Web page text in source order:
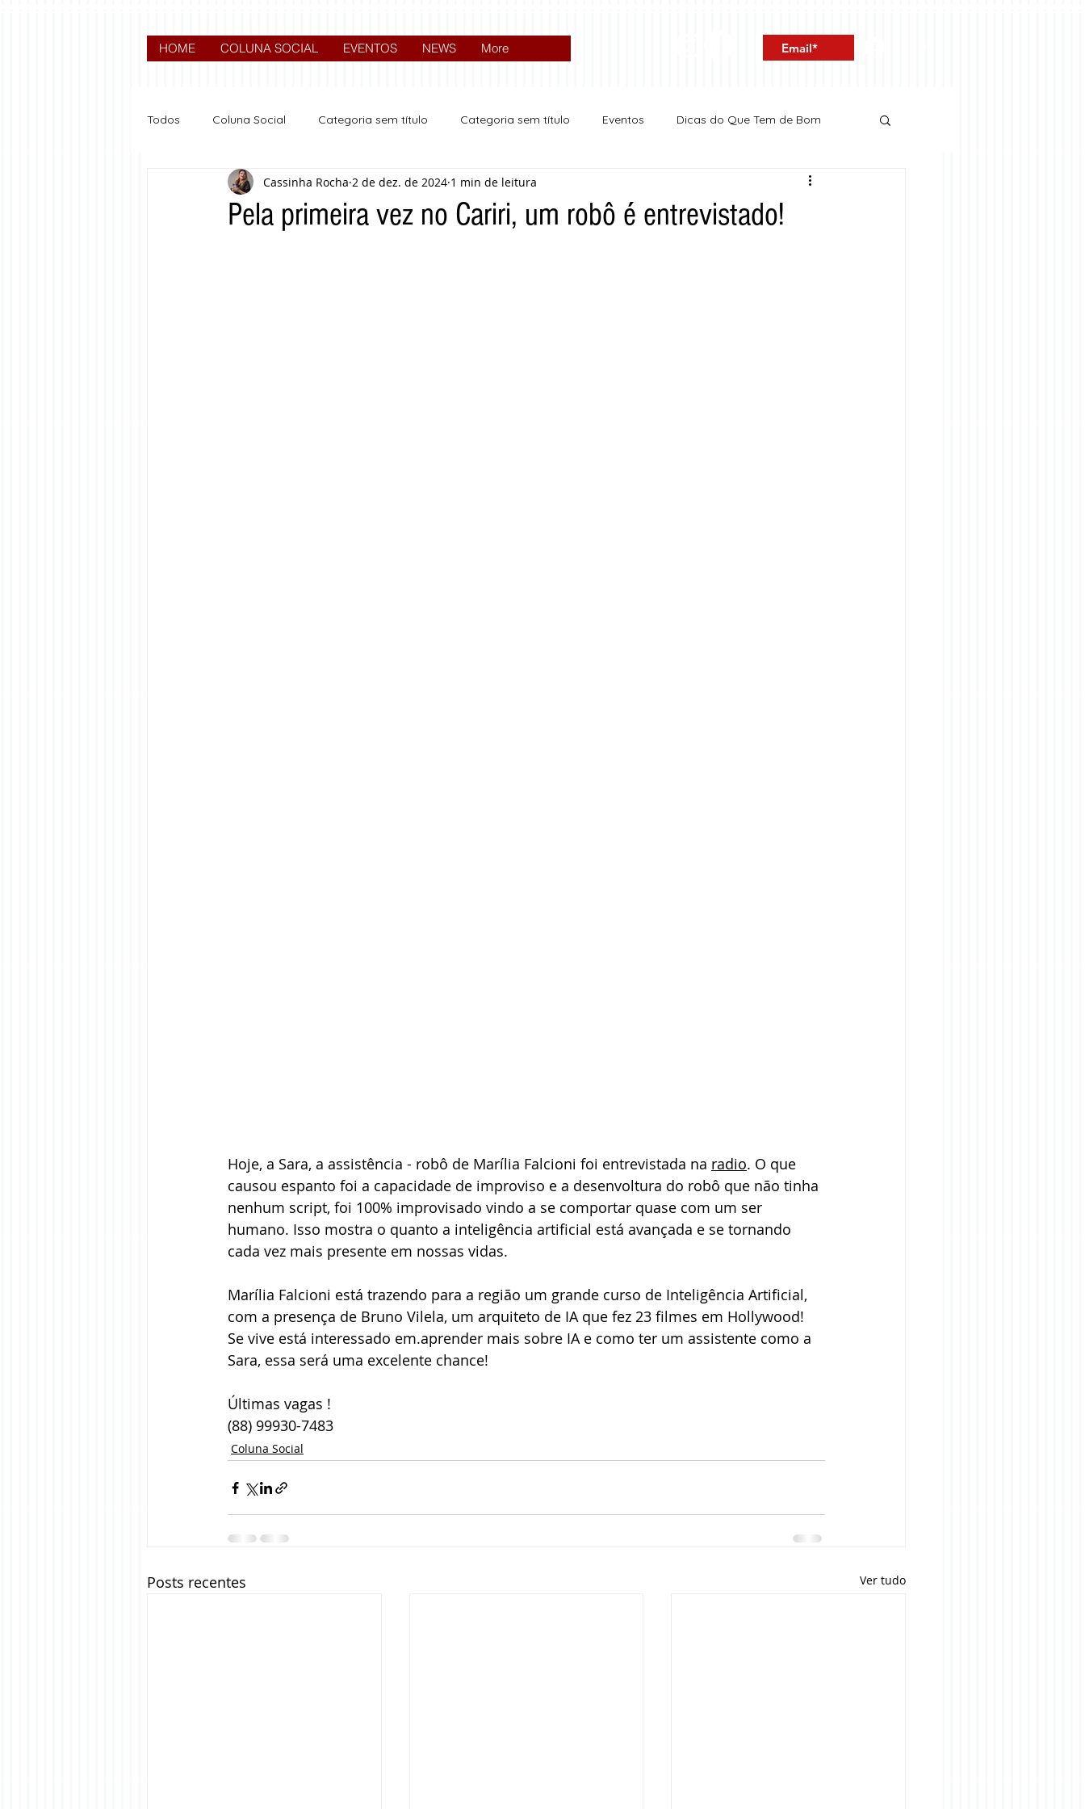
HOME COLUNA SOCIAL EVENTOS NEWS More
Todos Coluna Social Categoria sem título Categoria sem título Eventos Dicas do Que Tem de Bom
Nova categoria Expocrato 2024 Política
Pela primeira vez no Cariri, um robô é entrevistado!
Cassinha Rocha 2 de dez. de 2024 1 min de leitura
Hoje, a Sara, a assistência - robô de Marília Falcioni foi entrevistada na radio. O que
causou espanto foi a capacidade de improviso e a desenvoltura do robô que não tinha
nenhum script, foi 100% improvisado vindo a se comportar quase com um ser
humano. Isso mostra o quanto a inteligência artificial está avançada e se tornando
cada vez mais presente em nossas vidas.
Marília Falcioni está trazendo para a região um grande curso de Inteligência Artificial,
com a presença de Bruno Vilela, um arquiteto de IA que fez 23 filmes em Hollywood!
Se vive está interessado em.aprender mais sobre IA e como ter um assistente como a
Sara, essa será uma excelente chance!
Últimas vagas !
(88) 99930-7483
Coluna Social
Posts recentes Ver tudo